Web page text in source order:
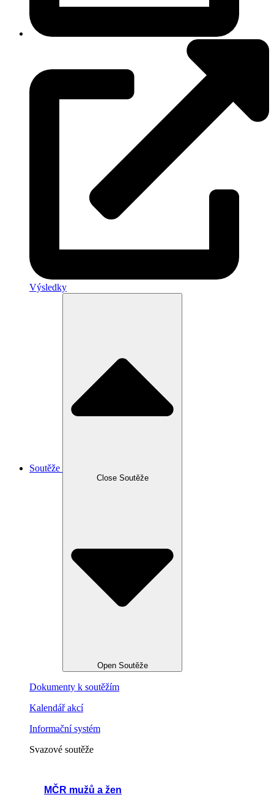
Výsledky
Soutěže
Close Soutěže
Open Soutěže
Dokumenty k soutěžím
Kalendář akcí
Informační systém
Svazové soutěže
MČR mužů a žen